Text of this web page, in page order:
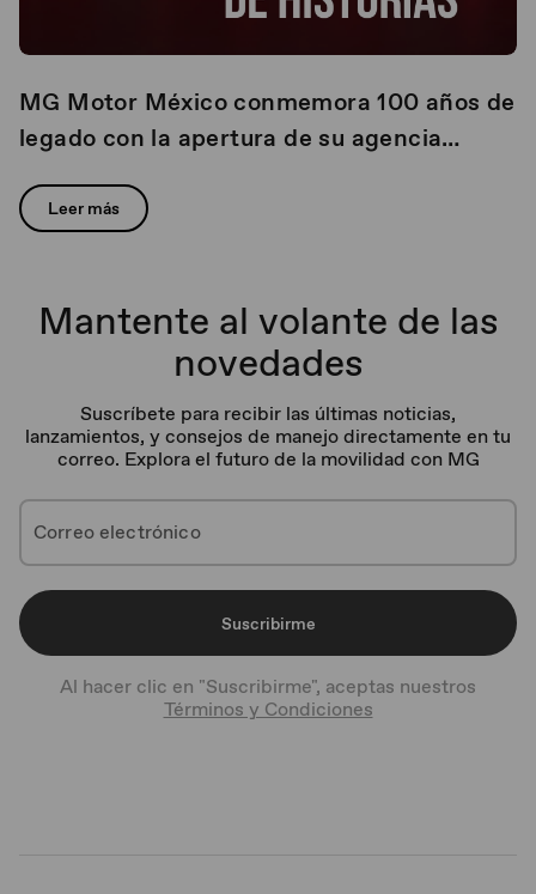
MG Motor México conmemora 100 años de
legado con la apertura de su agencia
Leer más
Mantente al volante de las
novedades
Suscríbete para recibir las últimas noticias,
lanzamientos, y consejos de manejo directamente en tu
correo. Explora el futuro de la movilidad con MG
Suscribirme
Al hacer clic en "Suscribirme", aceptas nuestros
Términos y Condiciones